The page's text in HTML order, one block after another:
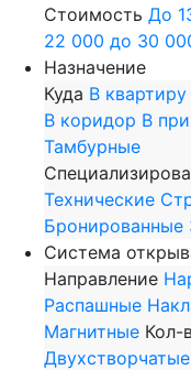
Стоимость До
22 000 до 30
Назначение
Куда В квартиру
В коридор В
Тамбурные
Технические
Бронированные
Система
Направление
Распашные
Магнитные Кол-
Двухстворчатые